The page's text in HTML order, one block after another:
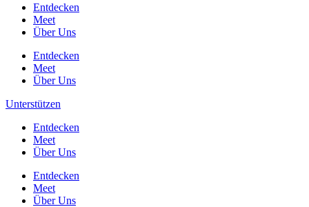
Entdecken
Meet
Über Uns
Entdecken
Meet
Über Uns
Unterstützen
Entdecken
Meet
Über Uns
Entdecken
Meet
Über Uns